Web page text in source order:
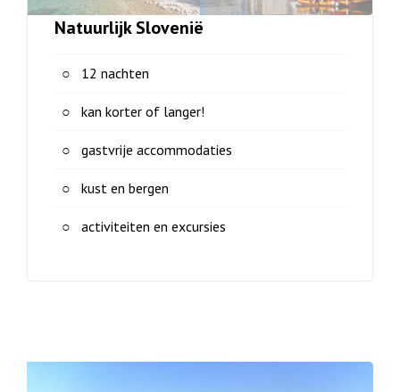
Natuurlijk Slovenië
12 nachten
kan korter of langer!
gastvrije accommodaties
kust en bergen
activiteiten en excursies